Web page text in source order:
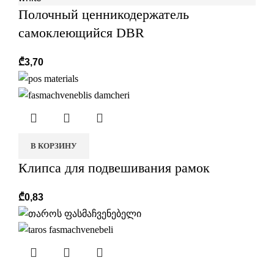
Полочный ценникодержатель
самоклеющийся DBR
₾3,70
В КОРЗИНУ
Клипса для подвешивания рамок
₾0,83